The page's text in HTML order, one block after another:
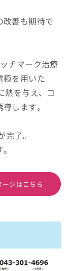
改善も期待で
チマーク治療
極を用いた
熱を与え、コ
します。
了。
ジはこちら